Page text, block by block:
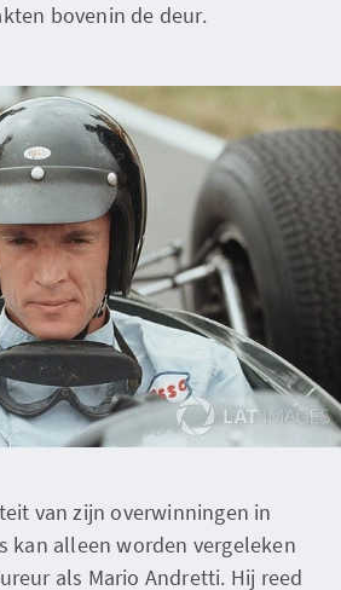
bovenin de deur.
van zijn overwinningen in
kan alleen worden vergeleken
als Mario Andretti. Hij reed